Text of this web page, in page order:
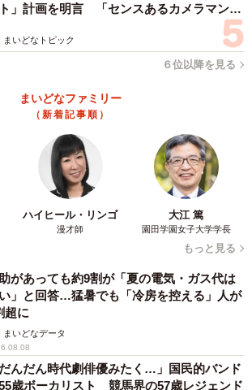
」計画を明言 「センスあるカメラマン求
まいどなトピック
６位以降を見る
まいどなファミリー
（新着記事順）
ハイヒール・リンゴ
漫才師
大江 篤
園田学園女子大学学長
もっと見る
があっても約9割が「夏の電気・ガス代は
」と回答…猛暑でも「冷房を控える」人が
超に
まいどなデータ
だんだん時代劇俳優みたく…」国民的バンド
歳ボーカリスト 競馬界の57歳レジェンド